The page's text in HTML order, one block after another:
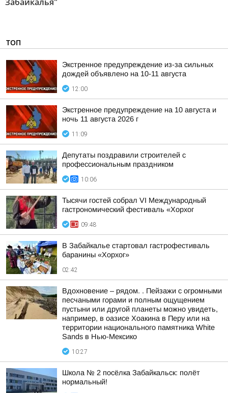
ТОП
Экстренное предупреждение из-за сильных
дождей объявлено на 10-11 августа
12:00
Экстренное предупреждение на 10 августа и
ночь 11 августа 2026 г
11:09
Депутаты поздравили строителей с
профессиональным праздником
10:06
Тысячи гостей собрал VI Международный
гастрономический фестиваль «Хорхог
09:48
В Забайкалье стартовал гастрофестиваль
баранины «Хорхог»
02:42
Вдохновение – рядом. . Пейзажи с огромными
песчаными горами и полным ощущением
пустыни или другой планеты можно увидеть,
например, в оазисе Хоакина в Перу или на
территории национального памятника White
Sands в Нью-Мексико
10:27
Школа № 2 посёлка Забайкальск: полёт
нормальный!